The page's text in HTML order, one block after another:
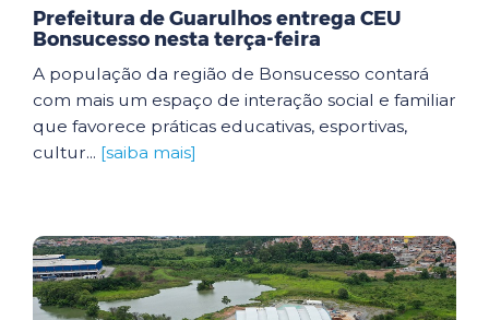
Prefeitura de Guarulhos entrega CEU
Bonsucesso nesta terça-feira
A população da região de Bonsucesso contará
com mais um espaço de interação social e familiar
que favorece práticas educativas, esportivas,
cultur... [saiba mais]